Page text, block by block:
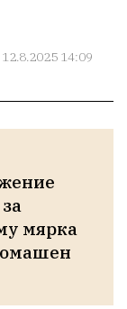
12.8.2025 14:09
мярка